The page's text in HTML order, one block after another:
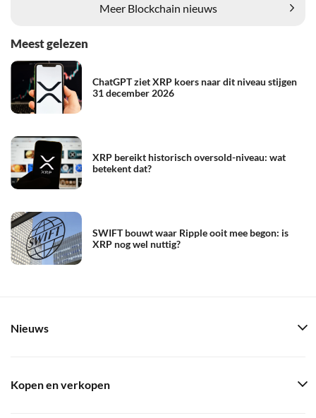
Meer Blockchain nieuws
Meest gelezen
ChatGPT ziet XRP koers naar dit niveau stijgen
31 december 2026
XRP bereikt historisch oversold-niveau: wat
betekent dat?
SWIFT bouwt waar Ripple ooit mee begon: is
XRP nog wel nuttig?
Nieuws
Kopen en verkopen